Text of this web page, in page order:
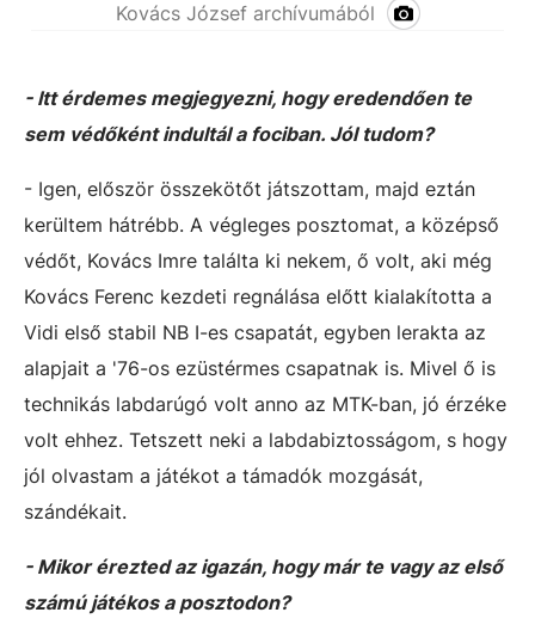
Kovács József archívumából
- Itt érdemes megjegyezni, hogy eredendően te
sem védőként indultál a fociban. Jól tudom?
- Igen, először összekötőt játszottam, majd eztán
kerültem hátrébb. A végleges posztomat, a középső
védőt, Kovács Imre találta ki nekem, ő volt, aki még
Kovács Ferenc kezdeti regnálása előtt kialakította a
Vidi első stabil NB I-es csapatát, egyben lerakta az
alapjait a '76-os ezüstérmes csapatnak is. Mivel ő is
technikás labdarúgó volt anno az MTK-ban, jó érzéke
volt ehhez. Tetszett neki a labdabiztosságom, s hogy
jól olvastam a játékot a támadók mozgását,
szándékait.
- Mikor érezted az igazán, hogy már te vagy az első
számú játékos a posztodon?